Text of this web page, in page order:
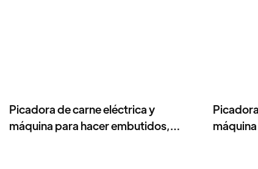
Picadora de carne eléctrica y
máquina para hacer embutidos,